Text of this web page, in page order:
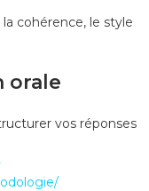
cohérence, le style
orale
vos réponses